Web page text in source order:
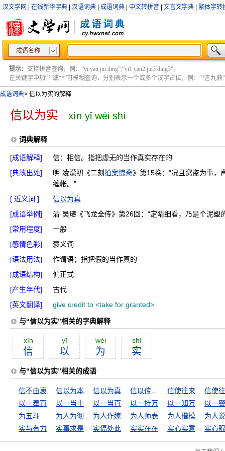
汉文学网 在线新华字典 汉语词典 成语词典 中文转拼音 文言文字典 繁体字转
成语名称
提示： 支持拼音查询，例：“yi yan jiu ding”;“yi1 yan2 jiu3 ding3”。
在关键字中加“?”或“*”可模糊查询，分别表示一个或多个汉字占位，例：“?言九鼎”
成语词典> 信以为实的解释
信以为实 xìn yǐ wéi shí
词典解释
[成语解释]
信：相信。指把虚无的当作真实存在的
[典故出处]
明·凌濛初《二刻拍案惊奇》第15卷：“况且窝盗为事，
缠帐。”
[ 近义词 ]
信以为真
[成语举例]
清·吴璿《飞龙全传》第26回：“定睛细看，乃是个泥塑
[常用程度]
一般
[感情色彩]
褒义词
[语法用法]
作谓语；指把假的当作真的
[成语结构]
偏正式
[产生年代]
古代
[英文翻译]
give credit to <take for granted>
与“信以为实”相关的字典解释
xìn
信
yĭ
以
wéi
为
shí
实
与“信以为实”相关的成语
信不由衷 信以为本 信以为真 信使往来
信使
以一奉百
以一当十 以一当百 以一持万 以一知万
以一
为人为彻 为人作嫁 为人师表 为人楷模
为人
实与有力
实事求是 实偪处此 实实在在 实心实意 实心眼